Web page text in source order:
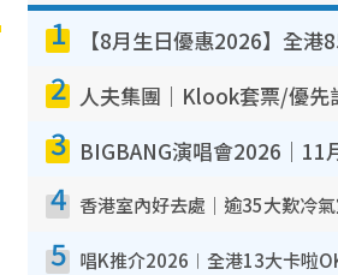
1
2
3
4
5